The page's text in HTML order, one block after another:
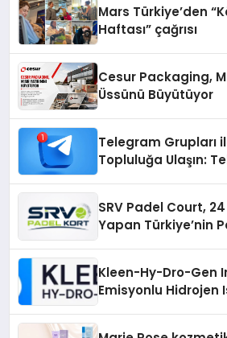
Mars Türkiye’den
Haftası” çağrısı
Cesur Packaging,
Üssünü Büyütüyor
Telegram Grupları
Topluluğa Ulaşın:
SRV Padel Court,
Yapan Türkiye’nin
Kleen-Hy-Dro-Gen
Emisyonlu Hidrojen